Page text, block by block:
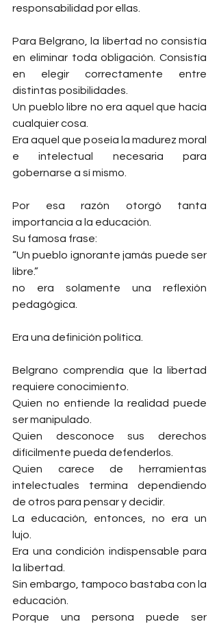
responsabilidad por ellas.
Para Belgrano, la libertad no consistía
en eliminar toda obligación. Consistía
en elegir correctamente entre
distintas posibilidades.
Un pueblo libre no era aquel que hacía
cualquier cosa.
Era aquel que poseía la madurez moral
e intelectual necesaria para
gobernarse a sí mismo.
Por esa razón otorgó tanta
importancia a la educación.
Su famosa frase:
“Un pueblo ignorante jamás puede ser
libre.”
no era solamente una reflexión
pedagógica.
Era una definición política.
Belgrano comprendía que la libertad
requiere conocimiento.
Quien no entiende la realidad puede
ser manipulado.
Quien desconoce sus derechos
difícilmente pueda defenderlos.
Quien carece de herramientas
intelectuales termina dependiendo
de otros para pensar y decidir.
La educación, entonces, no era un
lujo.
Era una condición indispensable para
la libertad.
Sin embargo, tampoco bastaba con la
educación.
Porque una persona puede ser